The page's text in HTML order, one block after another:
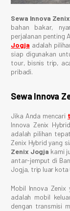
Sewa Innova
bahan bakar,
perjalanan penting
Jogja adalah
siap digunakan
tour, bisnis trip,
pribadi.
Sewa Innova
Jika Anda mencari
Innova Zenix
adalah pilihan
Zenix Hybrid yang
Zenix Jogja kami
antar-jemput di
Jogja, trip luar kota
Mobil Innova
adalah mobil
dengan transmisi